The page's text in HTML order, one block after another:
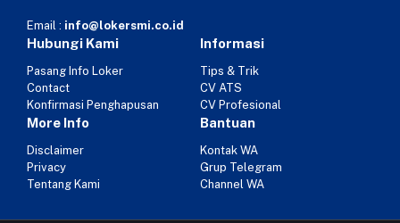
Email : info@lokersmi.co.id
Hubungi Kami
Pasang Info Loker
Contact
Konfirmasi Penghapusan
Informasi
Tips & Trik
CV ATS
CV Profesional
More Info
Disclaimer
Privacy
Tentang Kami
Bantuan
Kontak WA
Grup Telegram
Channel WA